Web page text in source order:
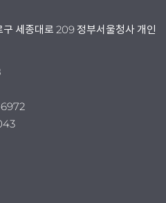
세종대로 209 정부서울청사 개인
6972